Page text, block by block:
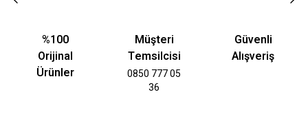
%100
Orijinal
Ürünler
Müşteri
Temsilcisi
0850 777 05
36
Güvenli
Alışveriş